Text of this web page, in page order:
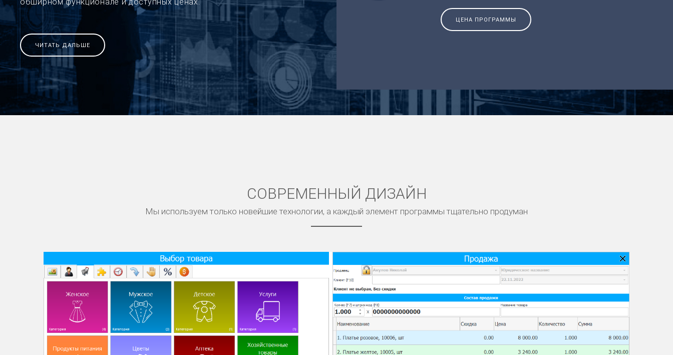
ЧИТАТЬ ДАЛЬШЕ
ЦЕНА ПРОГРАММЫ
СОВРЕМЕННЫЙ ДИЗАЙН
Мы используем только новейшие технологии, а каждый элемент программы тщательно продуман